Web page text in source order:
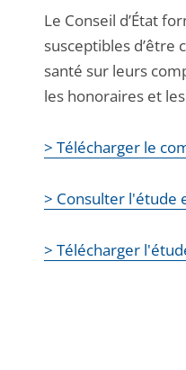
Le Conseil d’État
susceptibles d’être
santé sur leurs
les honoraires et
> Télécharger le
> Consulter l'étude
> Télécharger